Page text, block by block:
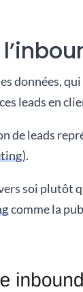
données,
leads en
de leads
).
soi plutôt
comme la